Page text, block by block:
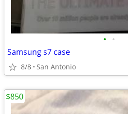
• •
Samsung s7 case
8/8 San Antonio
$850